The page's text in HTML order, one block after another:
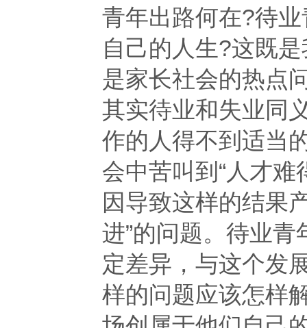
青年出路何在?待
自己的人生?这既
是家长社会的热点
其实待业和失业同
作的人得不到适当
会中苦叫到“人才
因导致这样的结果
进”的问题。待业
定差异，与这个发
样的问题应该怎样